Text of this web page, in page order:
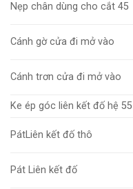
Nẹp chân dùng cho cắt 45
Cánh gờ cửa đi mở vào
Cánh trơn cửa đi mở vào
Ke ép góc liên kết đố hệ 55
PátLiên kết đố thô
Pát Liên kết đố